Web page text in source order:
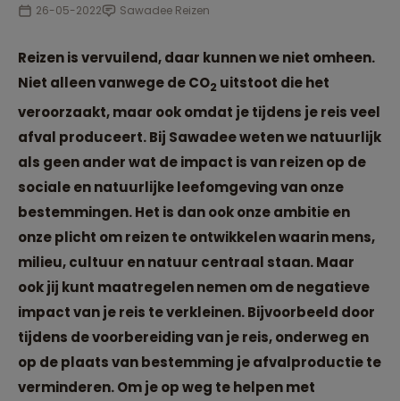
26-05-2022 Sawadee Reizen
Reizen is vervuilend, daar kunnen we niet omheen.
Niet alleen vanwege de CO2 uitstoot die het
veroorzaakt, maar ook omdat je tijdens je reis veel
afval produceert. Bij Sawadee weten we natuurlijk
als geen ander wat de impact is van reizen op de
sociale en natuurlijke leefomgeving van onze
bestemmingen. Het is dan ook onze ambitie en
onze plicht om reizen te ontwikkelen waarin mens,
milieu, cultuur en natuur centraal staan. Maar
ook jij kunt maatregelen nemen om de negatieve
impact van je reis te verkleinen. Bijvoorbeeld door
tijdens de voorbereiding van je reis, onderweg en
op de plaats van bestemming je afvalproductie te
verminderen. Om je op weg te helpen met